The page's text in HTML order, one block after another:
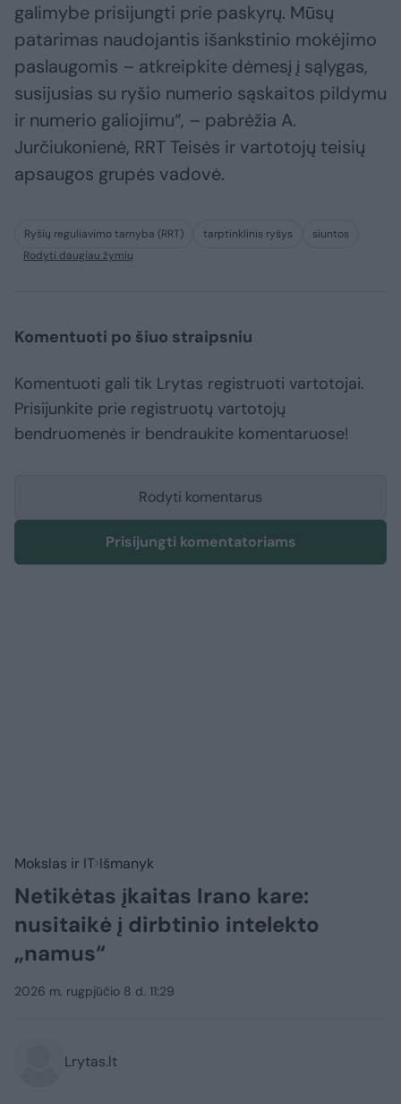
galimybe prisijungti prie paskyrų. Mūsų
patarimas naudojantis išankstinio mokėjimo
paslaugomis – atkreipkite dėmesį į sąlygas,
susijusias su ryšio numerio sąskaitos pildymu
ir numerio galiojimu“, – pabrėžia A.
Jurčiukonienė, RRT Teisės ir vartotojų teisių
apsaugos grupės vadovė.
Ryšių reguliavimo tarnyba (RRT) tarptinklinis ryšys
siuntos
Rodyti daugiau žymių
Komentuoti po šiuo straipsniu
Komentuoti gali tik Lrytas registruoti vartotojai.
Prisijunkite prie registruotų vartotojų
bendruomenės ir bendraukite komentaruose!
Rodyti komentarus
Prisijungti komentatoriams
Mokslas ir IT Išmanyk
Netikėtas įkaitas Irano kare:
nusitaikė į dirbtinio intelekto
„namus“
2026 m. rugpjūčio 8 d. 11:29
Lrytas.lt